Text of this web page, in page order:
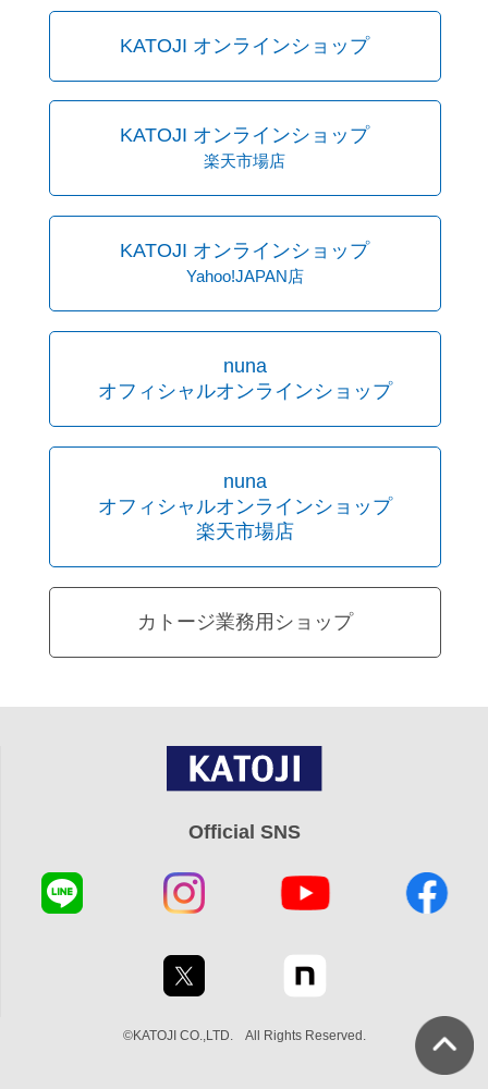
KATOJI オンラインショップ
KATOJI オンラインショップ
楽天市場店
KATOJI オンラインショップ
Yahoo!JAPAN店
nuna
オフィシャルオンラインショップ
nuna
オフィシャルオンラインショップ
楽天市場店
カトージ業務用ショップ
Official SNS
©KATOJI CO.,LTD. All Rights Reserved.